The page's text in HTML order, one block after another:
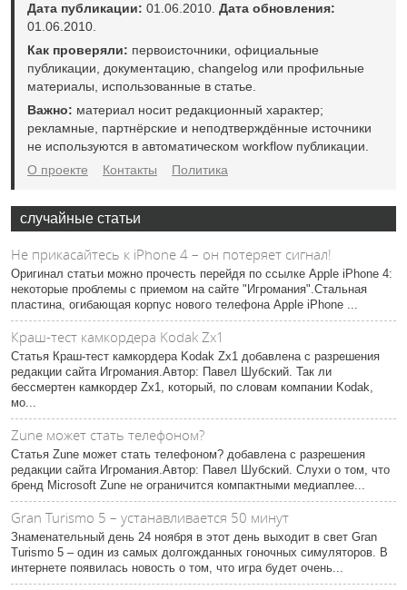
Дата публикации: 01.06.2010. Дата обновления:
01.06.2010.
Как проверяли: первоисточники, официальные
публикации, документацию, changelog или профильные
материалы, использованные в статье.
Важно: материал носит редакционный характер;
рекламные, партнёрские и неподтверждённые источники
не используются в автоматическом workflow публикации.
О проекте
Контакты Политика
случайные статьи
Не прикасайтесь к iPhone 4 – он потеряет сигнал!
Оригинал статьи можно прочесть перейдя по ссылке Apple iPhone 4:
некоторые проблемы с приемом на сайте "Игромания".Стальная
пластина, огибающая корпус нового телефона Apple iPhone ...
Краш-тест камкордера Kodak Zx1
Статья Краш-тест камкордера Kodak Zx1 добавлена с разрешения
редакции сайта Игромания.Автор: Павел Шубский. Так ли
бессмертен камкордер Zx1, который, по словам компании Kodak,
мо...
Zune может стать телефоном?
Статья Zune может стать телефоном? добавлена с разрешения
редакции сайта Игромания.Автор: Павел Шубский. Слухи о том, что
бренд Microsoft Zune не ограничится компактными медиаплее...
Gran Turismo 5 – устанавливается 50 минут
Знаменательный день 24 ноября в этот день выходит в свет Gran
Turismo 5 – один из самых долгожданных гоночных симуляторов. В
интернете появилась новость о том, что игра будет очень...